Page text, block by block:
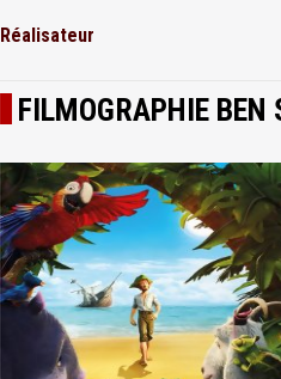
Réalisateur
FILMOGRAPHIE BEN